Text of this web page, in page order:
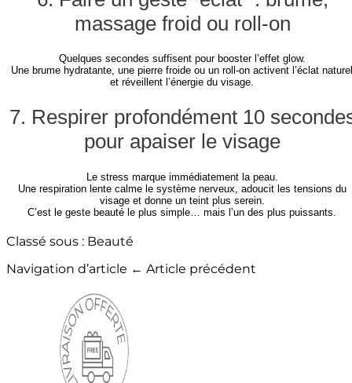
massage froid ou roll-on
Quelques secondes suffisent pour booster l’effet glow.
Une brume hydratante, une pierre froide ou un roll-on activent l’éclat
et réveillent l’énergie du visage.
7. Respirer profondément 10
pour apaiser le visage
Le stress marque immédiatement la peau.
Une respiration lente calme le système nerveux, adoucit les tensions du
visage et donne un teint plus serein.
C’est le geste beauté le plus simple… mais l’un des plus puissants.
Classé sous : Beauté
Navigation d’article ← Article précédent